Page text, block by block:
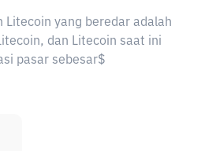
Litecoin yang beredar adalah
dan Litecoin saat ini
pasar sebesar$